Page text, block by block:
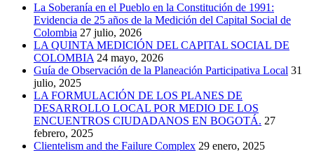
La Soberanía en el Pueblo en la Constitución de 1991:
Evidencia de 25 años de la Medición del Capital Social de
Colombia 27 julio, 2026
LA QUINTA MEDICIÓN DEL CAPITAL SOCIAL DE
COLOMBIA 24 mayo, 2026
Guía de Observación de la Planeación Participativa Local 31
julio, 2025
LA FORMULACIÓN DE LOS PLANES DE
DESARROLLO LOCAL POR MEDIO DE LOS
ENCUENTROS CIUDADANOS EN BOGOTÁ. 27
febrero, 2025
Clientelism and the Failure Complex 29 enero, 2025